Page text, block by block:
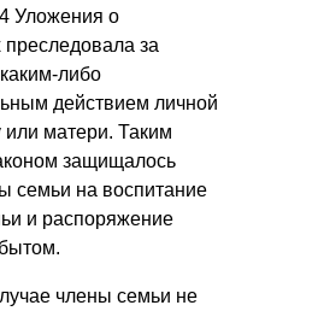
Уложения о
преследовала за
либо
действием личной
или матери. Таким
защищалось
семьи на воспитание
и распоряжение
члены семьи не